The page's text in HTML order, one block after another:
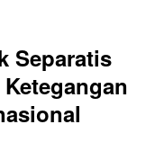
Separatis